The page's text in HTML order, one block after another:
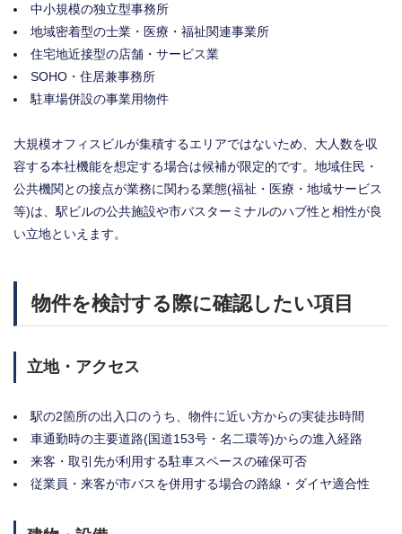
中小規模の独立型事務所
地域密着型の士業・医療・福祉関連事業所
住宅地近接型の店舗・サービス業
SOHO・住居兼事務所
駐車場併設の事業用物件
大規模オフィスビルが集積するエリアではないため、大人数を収
容する本社機能を想定する場合は候補が限定的です。地域住民・
公共機関との接点が業務に関わる業態(福祉・医療・地域サービス
等)は、駅ビルの公共施設や市バスターミナルのハブ性と相性が良
い立地といえます。
物件を検討する際に確認したい項目
立地・アクセス
駅の2箇所の出入口のうち、物件に近い方からの実徒歩時間
車通勤時の主要道路(国道153号・名二環等)からの進入経路
来客・取引先が利用する駐車スペースの確保可否
従業員・来客が市バスを併用する場合の路線・ダイヤ適合性